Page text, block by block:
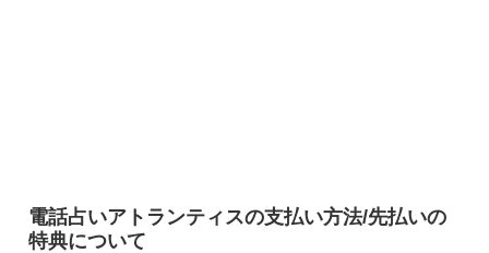
電話占いアトランティスの支払い方法/先払いの
特典について